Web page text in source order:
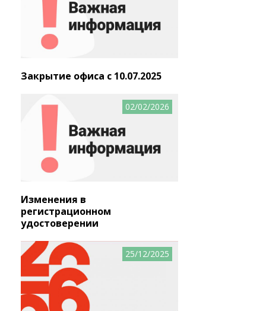
Закрытие офиса с 10.07.2025
Изменения в
регистрационном
удостоверении
02/02/2026
25/12/2025